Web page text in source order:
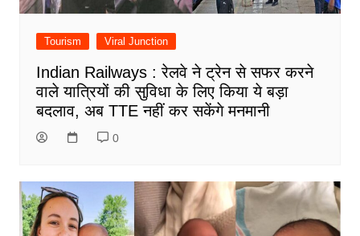
Tourism Viral Junction
Indian Railways : रेलवे ने ट्रेन से सफर करने
वाले यात्रियों की सुविधा के लिए किया ये बड़ा
बदलाव, अब TTE नहीं कर सकेंगे मनमानी
0